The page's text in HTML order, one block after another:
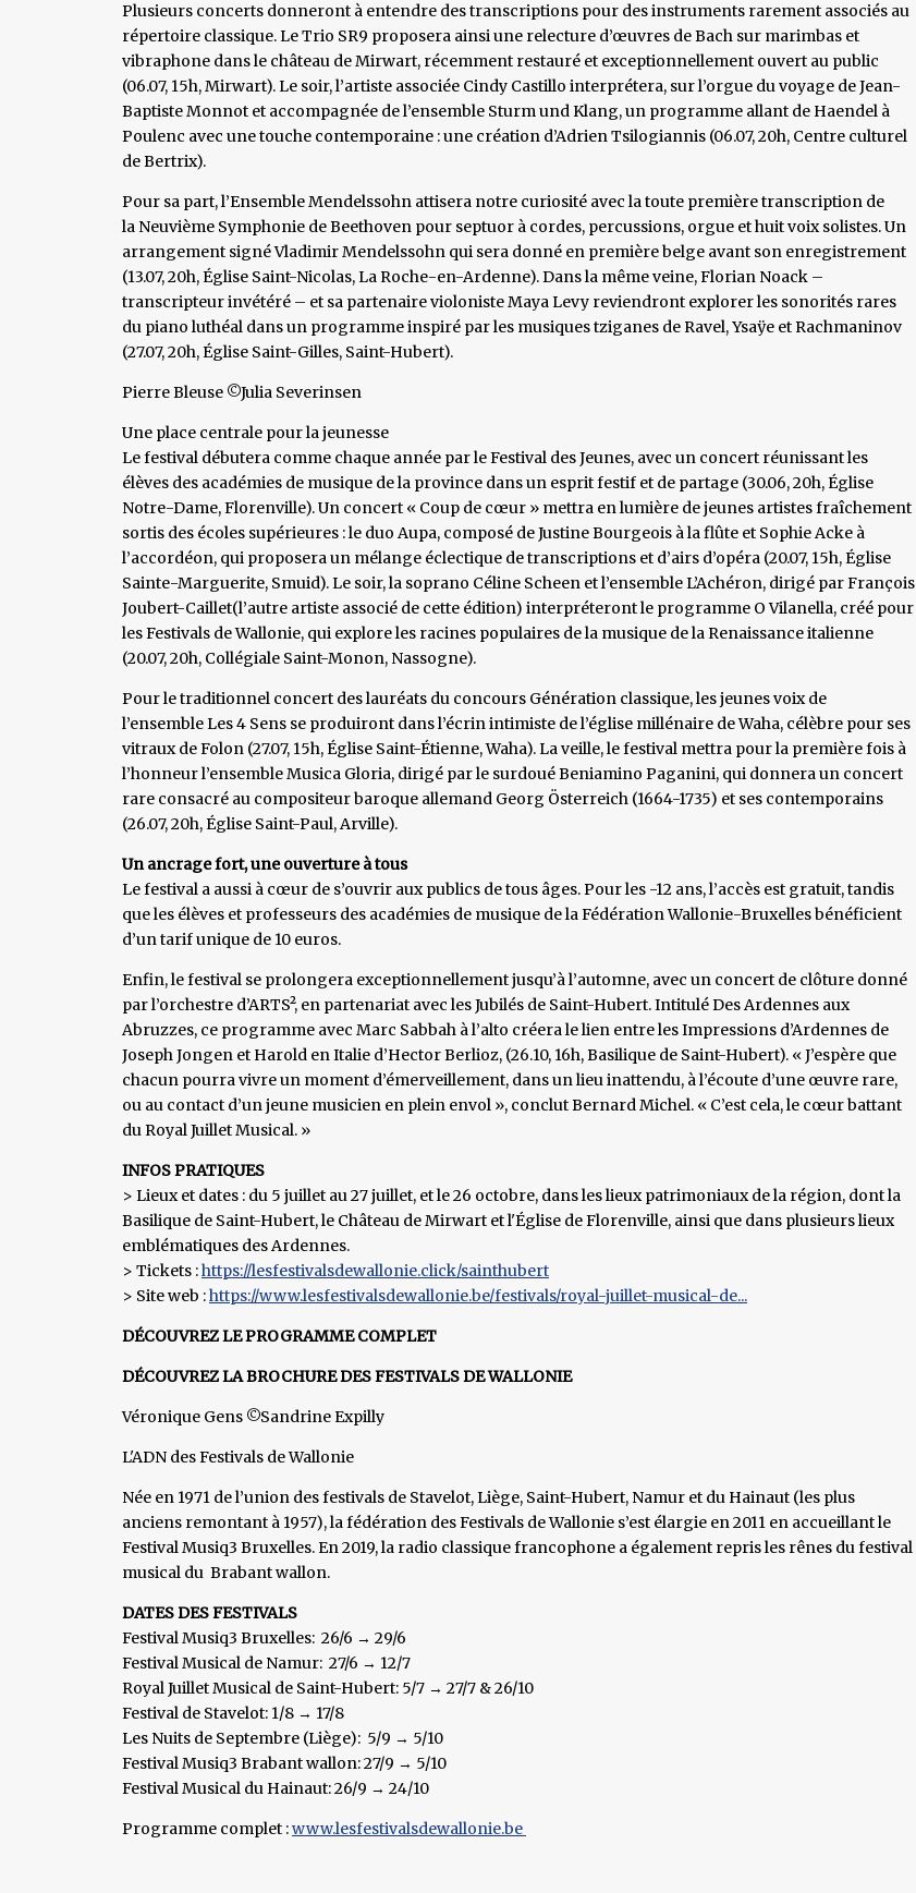
Plusieurs concerts donneront à entendre des transcriptions pour des instruments rarement associés au
répertoire classique. Le Trio SR9 proposera ainsi une relecture d’œuvres de Bach sur marimbas et
vibraphone dans le château de Mirwart, récemment restauré et exceptionnellement ouvert au public
(06.07, 15h, Mirwart). Le soir, l’artiste associée Cindy Castillo interprétera, sur l’orgue du voyage de Jean-
Baptiste Monnot et accompagnée de l’ensemble Sturm und Klang, un programme allant de Haendel à
Poulenc avec une touche contemporaine : une création d’Adrien Tsilogiannis (06.07, 20h, Centre culturel
de Bertrix).
Pour sa part, l’Ensemble Mendelssohn attisera notre curiosité avec la toute première transcription de
la Neuvième Symphonie de Beethoven pour septuor à cordes, percussions, orgue et huit voix solistes. Un
arrangement signé Vladimir Mendelssohn qui sera donné en première belge avant son enregistrement
(13.07, 20h, Église Saint-Nicolas, La Roche-en-Ardenne). Dans la même veine, Florian Noack –
transcripteur invétéré – et sa partenaire violoniste Maya Levy reviendront explorer les sonorités rares
du piano luthéal dans un programme inspiré par les musiques tziganes de Ravel, Ysaÿe et Rachmaninov
(27.07, 20h, Église Saint-Gilles, Saint-Hubert).
Pierre Bleuse ©Julia Severinsen
Une place centrale pour la jeunesse
Le festival débutera comme chaque année par le Festival des Jeunes, avec un concert réunissant les
élèves des académies de musique de la province dans un esprit festif et de partage (30.06, 20h, Église
Notre-Dame, Florenville). Un concert « Coup de cœur » mettra en lumière de jeunes artistes fraîchement
sortis des écoles supérieures : le duo Aupa, composé de Justine Bourgeois à la flûte et Sophie Acke à
l’accordéon, qui proposera un mélange éclectique de transcriptions et d’airs d’opéra (20.07, 15h, Église
Sainte-Marguerite, Smuid). Le soir, la soprano Céline Scheen et l’ensemble L’Achéron, dirigé par François
Joubert-Caillet(l’autre artiste associé de cette édition) interpréteront le programme O Vilanella, créé pour
les Festivals de Wallonie, qui explore les racines populaires de la musique de la Renaissance italienne
(20.07, 20h, Collégiale Saint-Monon, Nassogne).
Pour le traditionnel concert des lauréats du concours Génération classique, les jeunes voix de
l’ensemble Les 4 Sens se produiront dans l’écrin intimiste de l’église millénaire de Waha, célèbre pour ses
vitraux de Folon (27.07, 15h, Église Saint-Étienne, Waha). La veille, le festival mettra pour la première fois à
l’honneur l’ensemble Musica Gloria, dirigé par le surdoué Beniamino Paganini, qui donnera un concert
rare consacré au compositeur baroque allemand Georg Österreich (1664-1735) et ses contemporains
(26.07, 20h, Église Saint-Paul, Arville).
Un ancrage fort, une ouverture à tous
Le festival a aussi à cœur de s’ouvrir aux publics de tous âges. Pour les -12 ans, l’accès est gratuit, tandis
que les élèves et professeurs des académies de musique de la Fédération Wallonie-Bruxelles bénéficient
d’un tarif unique de 10 euros.
Enfin, le festival se prolongera exceptionnellement jusqu’à l’automne, avec un concert de clôture donné
par l’orchestre d’ARTS², en partenariat avec les Jubilés de Saint-Hubert. Intitulé Des Ardennes aux
Abruzzes, ce programme avec Marc Sabbah à l’alto créera le lien entre les Impressions d’Ardennes de
Joseph Jongen et Harold en Italie d’Hector Berlioz, (26.10, 16h, Basilique de Saint-Hubert). « J’espère que
chacun pourra vivre un moment d’émerveillement, dans un lieu inattendu, à l’écoute d’une œuvre rare,
ou au contact d’un jeune musicien en plein envol », conclut Bernard Michel. « C’est cela, le cœur battant
du Royal Juillet Musical. »
INFOS PRATIQUES
> Lieux et dates : du 5 juillet au 27 juillet, et le 26 octobre, dans les lieux patrimoniaux de la région, dont la
Basilique de Saint-Hubert, le Château de Mirwart et l'Église de Florenville, ainsi que dans plusieurs lieux
emblématiques des Ardennes.
> Tickets :https://lesfestivalsdewallonie.click/sainthubert
> Site web :https://www.lesfestivalsdewallonie.be/festivals/royal-juillet-musical-de...
DÉCOUVREZ LE PROGRAMME COMPLET
DÉCOUVREZ LA BROCHURE DES FESTIVALS DE WALLONIE
Véronique Gens ©Sandrine Expilly
L'ADN des Festivals de Wallonie
Née en 1971 de l’union des festivals de Stavelot, Liège, Saint-Hubert, Namur et du Hainaut (les plus
anciens remontant à 1957), la fédération des Festivals de Wallonie s’est élargie en 2011 en accueillant le
Festival Musiq3 Bruxelles. En 2019, la radio classique francophone a également repris les rênes du festival
musical du Brabant wallon.
DATES DES FESTIVALS
Festival Musiq3 Bruxelles: 26/6 → 29/6
Festival Musical de Namur: 27/6 → 12/7
Royal Juillet Musical de Saint-Hubert: 5/7 → 27/7 & 26/10
Festival de Stavelot: 1/8 → 17/8
Les Nuits de Septembre (Liège): 5/9 → 5/10
Festival Musiq3 Brabant wallon: 27/9 → 5/10
Festival Musical du Hainaut: 26/9 → 24/10
Programme complet :www.lesfestivalsdewallonie.be